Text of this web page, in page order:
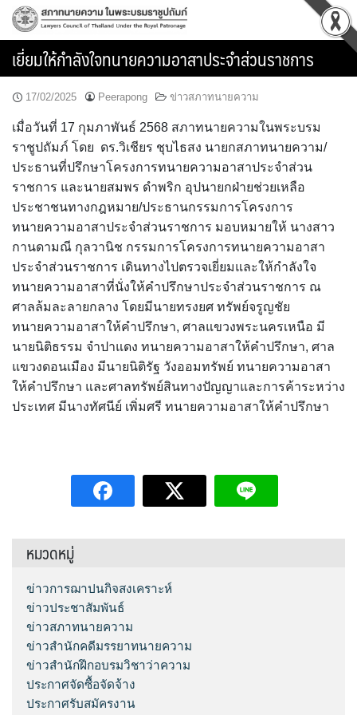
Skip
content
เยี่ยมให้กำลังใจทนายความอาสาประจำส่วนราชการ
17/02/2025 Peerapong ข่าวสภาทนายความ
เมื่อวันที่ 17 กุมภาพันธ์ 2568 สภาทนายความในพระบรม
ราชูปถัมภ์ โดย ดร.วิเชียร ชุบไธสง นายกสภาทนายความ/
ประธานที่ปรึกษาโครงการทนายความอาสาประจำส่วน
ราชการ และนายสมพร ดำพริก อุปนายกฝ่ายช่วยเหลือ
ประชาชนทางกฎหมาย/ประธานกรรมการโครงการ
ทนายความอาสาประจำส่วนราชการ มอบหมายให้ นางสาว
กานดามณี กุลวานิช กรรมการโครงการทนายความอาสา
ประจำส่วนราชการ เดินทางไปตรวจเยี่ยมและให้กำลังใจ
ทนายความอาสาที่นั่งให้คำปรึกษาประจำส่วนราชการ ณ
ศาลล้มละลายกลาง โดยมีนายทรงยศ ทรัพย์จรูญชัย
ทนายความอาสาให้คำปรึกษา, ศาลแขวงพระนครเหนือ มี
นายนิติธรรม จำปาแดง ทนายความอาสาให้คำปรึกษา, ศาล
แขวงดอนเมือง มีนายนิติรัฐ วังออมทรัพย์ ทนายความอาสา
ให้คำปรึกษา และศาลทรัพย์สินทางปัญญาและการค้าระหว่าง
ประเทศ มีนางทัศนีย์ เพิ่มศรี ทนายความอาสาให้คำปรึกษา
หมวดหมู่
ข่าวการฌาปนกิจสงเคราะห์
ข่าวประชาสัมพันธ์
ข่าวสภาทนายความ
ข่าวสำนักคดีมรรยาทนายความ
ข่าวสำนักฝึกอบรมวิชาว่าความ
ประกาศจัดซื้อจัดจ้าง
ประกาศรับสมัครงาน